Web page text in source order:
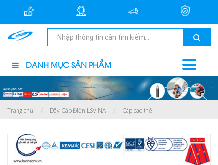
DANH MỤC SẢN PHẨM
Trang chủ Dây Cáp Điện LSVINA Cáp cao thế